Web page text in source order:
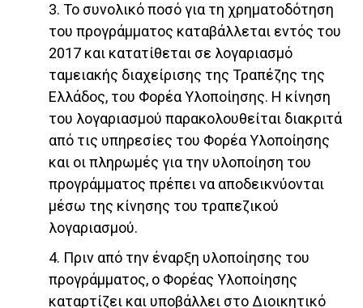
3. Το συνολικό ποσό για τη χρηματοδότηση
του προγράμματος καταβάλλεται εντός του
2017 και κατατίθεται σε λογαριασμό
ταμειακής διαχείρισης της Τραπέζης της
Ελλάδος, του Φορέα Υλοποίησης. Η κίνηση
του λογαριασμού παρακολουθείται διακριτά
από τις υπηρεσίες του Φορέα Υλοποίησης
και οι πληρωμές για την υλοποίηση του
προγράμματος πρέπει να αποδεικνύονται
μέσω της κίνησης του τραπεζικού
λογαριασμού.
4. Πριν από την έναρξη υλοποίησης του
προγράμματος, ο Φορέας Υλοποίησης
καταρτίζει και υποβάλλει στο Διοικητικό